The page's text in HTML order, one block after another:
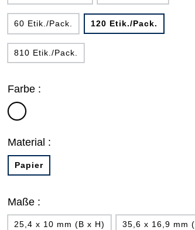
60 Etik./Pack. 120 Etik./Pack.
810 Etik./Pack.
Farbe :
weiß
Material :
Papier
Maße :
25,4 x 10 mm (B x H) 35,6 x 16,9 mm